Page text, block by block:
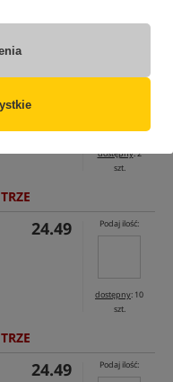
PLN
dostępny: 2
szt.
24.49 Podaj ilość:
dostępny: 10
szt.
24.49 Podaj ilość: